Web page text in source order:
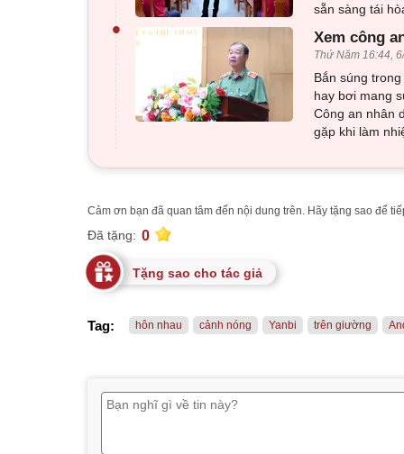
sẵn sàng tái
• Xem công
Thứ Năm 16:44,
Bắn súng
hay bơi mang
Công an nhân
gặp khi làm
Cảm ơn bạn đã quan tâm đến nội dung trên. Hãy tặng sao để
Đã tặng: 0
Tặng sao cho tác giả
Tag: hôn nhau cảnh nóng Yanbi trên giường